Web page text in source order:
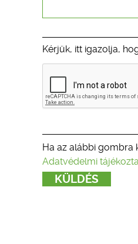
Kérjük, itt igazolja,
Ha az alábbi gombra
Adatvédelmi